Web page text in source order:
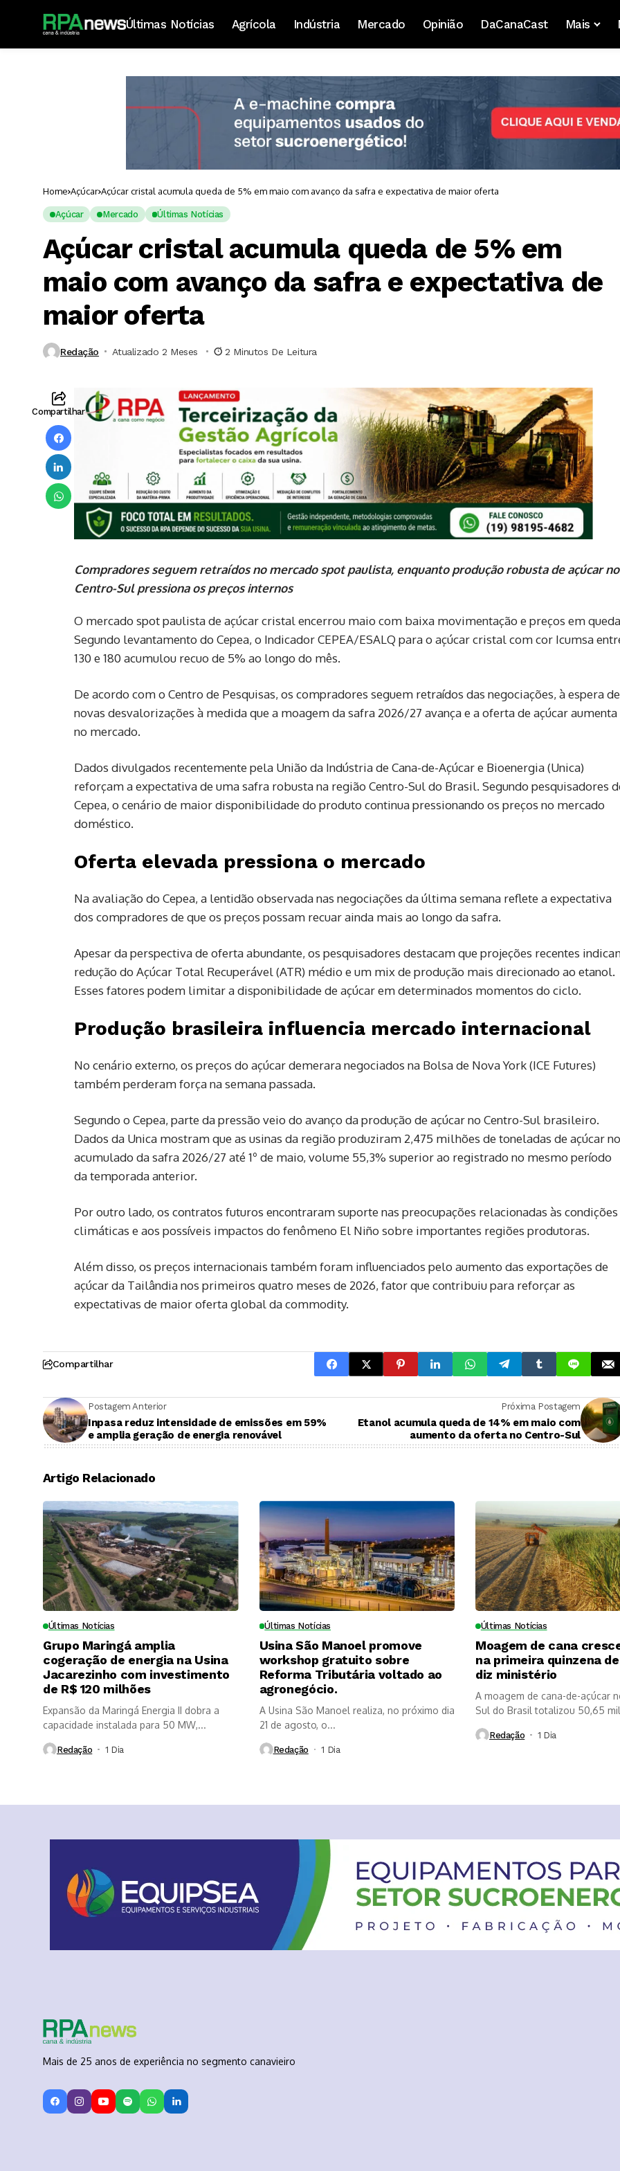
Últimas Notícias Agrícola Indústria Mercado Opinião DaCanaCast Mais
Home Açúcar Açúcar cristal acumula queda de 5% em maio com avanço da safra e expectativa de maior oferta
Açúcar Mercado Últimas Notícias
Açúcar cristal acumula queda de 5% em
maio com avanço da safra e expectativa de
maior oferta
Redação Atualizado 2 Meses ⁮ 2 Minutos De Leitura
Compartilhar
Compradores seguem retraídos no mercado spot paulista, enquanto produção robusta de açúcar no
Centro-Sul pressiona os preços internos
O mercado spot paulista de açúcar cristal encerrou maio com baixa movimentação e preços em
Segundo levantamento do Cepea, o Indicador CEPEA/ESALQ para o açúcar cristal com cor Icumsa
130 e 180 acumulou recuo de 5% ao longo do mês.
De acordo com o Centro de Pesquisas, os compradores seguem retraídos das negociações, à espera de
novas desvalorizações à medida que a moagem da safra 2026/27 avança e a oferta de açúcar aumenta
no mercado.
Dados divulgados recentemente pela União da Indústria de Cana-de-Açúcar e Bioenergia (Unica)
reforçam a expectativa de uma safra robusta na região Centro-Sul do Brasil. Segundo pesquisadores
Cepea, o cenário de maior disponibilidade do produto continua pressionando os preços no mercado
doméstico.
Oferta elevada pressiona o mercado
Na avaliação do Cepea, a lentidão observada nas negociações da última semana reflete a expectativa
dos compradores de que os preços possam recuar ainda mais ao longo da safra.
Apesar da perspectiva de oferta abundante, os pesquisadores destacam que projeções recentes
redução do Açúcar Total Recuperável (ATR) médio e um mix de produção mais direcionado ao etanol.
Esses fatores podem limitar a disponibilidade de açúcar em determinados momentos do ciclo.
Produção brasileira influencia mercado internacional
No cenário externo, os preços do açúcar demerara negociados na Bolsa de Nova York (ICE Futures)
também perderam força na semana passada.
Segundo o Cepea, parte da pressão veio do avanço da produção de açúcar no Centro-Sul brasileiro.
Dados da Unica mostram que as usinas da região produziram 2,475 milhões de toneladas de açúcar no
acumulado da safra 2026/27 até 1º de maio, volume 55,3% superior ao registrado no mesmo período
da temporada anterior.
Por outro lado, os contratos futuros encontraram suporte nas preocupações relacionadas às condições
climáticas e aos possíveis impactos do fenômeno El Niño sobre importantes regiões produtoras.
Além disso, os preços internacionais também foram influenciados pelo aumento das exportações de
açúcar da Tailândia nos primeiros quatro meses de 2026, fator que contribuiu para reforçar as
expectativas de maior oferta global da commodity.
Compartilhar
Postagem Anterior
Inpasa reduz intensidade de emissões em 59%
e amplia geração de energia renovável
Próxima Postagem
Etanol acumula queda de 14% em maio com
aumento da oferta no Centro-Sul
Artigo Relacionado
Últimas Notícias
Grupo Maringá amplia
cogeração de energia na Usina
Jacarezinho com investimento
de R$ 120 milhões
Expansão da Maringá Energia II dobra a
capacidade instalada para 50 MW,...
Redação 1 Dia ⁮
Últimas Notícias
Usina São Manoel promove
workshop gratuito sobre
Reforma Tributária voltado ao
agronegócio.
A Usina São Manoel realiza, no próximo dia
21 de agosto, o...
Redação 1 Dia ⁮
Últimas Notícias
Moagem de cana
na primeira quinzena
diz ministério
A moagem de cana-de-açúcar
Sul do Brasil totalizou 50,65
Redação 1 Dia ⁮
Mais de 25 anos de experiência no segmento canavieiro